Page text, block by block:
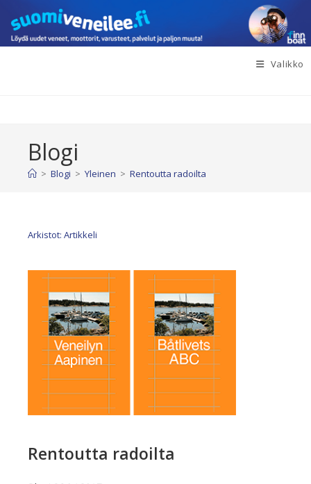
suoraan
sisältöön
Valikko
Blogi
> Blogi > Yleinen > Rentoutta radoilta
Arkistot: Artikkeli
Rentoutta radoilta